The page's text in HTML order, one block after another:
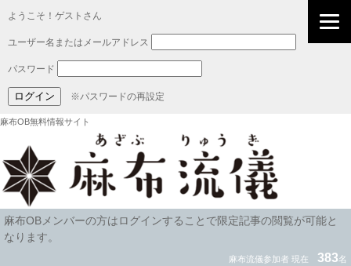
ようこそ！ゲストさん
ユーザー名またはメールアドレス
パスワード
※パスワードの再設定
麻布OB無料情報サイト
麻布OBメンバーの方はログインすることで限定記事の閲覧が可能と
なります。
麻布流儀参加者 現在 383名